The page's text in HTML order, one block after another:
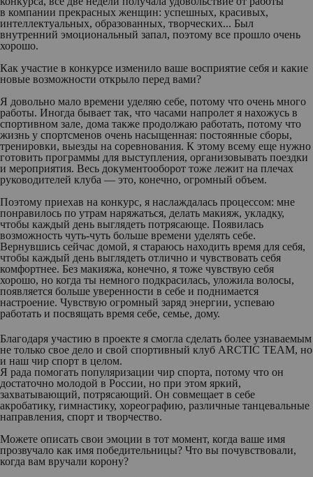
в компании прекрасных женщин: успешных, красивых,
интеллектуальных, образованных, творческих... Был
внутренний эмоциональный запал, поэтому все прошло очень
хорошо.
Как участие в конкурсе изменило ваше восприятие себя и какие
новые возможности открыло перед вами?
Я довольно мало времени уделяю себе, потому что очень много
работы. Иногда бывает так, что часами напролет я нахожусь в
спортивном зале, дома также продолжаю работать, потому что
жизнь у спортсменов очень насыщенная: постоянные сборы,
тренировки, выезды на соревнования. К этому всему еще нужно
готовить программы для выступления, организовывать поездки
и мероприятия. Весь документооборот тоже лежит на плечах
руководителей клуба — это, конечно, огромный объем.
Поэтому приехав на конкурс, я наслаждалась процессом: мне
понравилось по утрам наряжаться, делать макияж, укладку,
чтобы каждый день выглядеть потрясающе. Появилась
возможность чуть-чуть больше времени уделять себе.
Вернувшись сейчас домой, я стараюсь находить время для себя,
чтобы каждый день выглядеть отлично и чувствовать себя
комфортнее. Без макияжа, конечно, я тоже чувствую себя
хорошо, но когда ты немного подкрасилась, уложила волосы,
появляется больше уверенности в себе и поднимается
настроение. Чувствую огромный заряд энергии, успеваю
работать и посвящать время себе, семье, дому.
Благодаря участию в проекте я смогла сделать более узнаваемым
не только свое дело и свой спортивный клуб ARCTIC TEAM, но
и наш чир спорт в целом.
Я рада помогать популяризации чир спорта, потому что он
достаточно молодой в России, но при этом яркий,
захватывающий, потрясающий. Он совмещает в себе
акробатику, гимнастику, хореографию, различные танцевальные
направления, спорт и творчество.
Можете описать свои эмоции в тот момент, когда ваше имя
прозвучало как имя победительницы? Что вы почувствовали,
когда вам вручали корону?